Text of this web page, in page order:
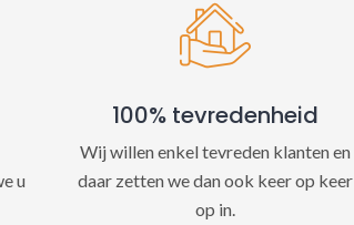
u
100% tevredenheid
Wij willen enkel tevreden klanten en
daar zetten we dan ook keer op keer
op in.